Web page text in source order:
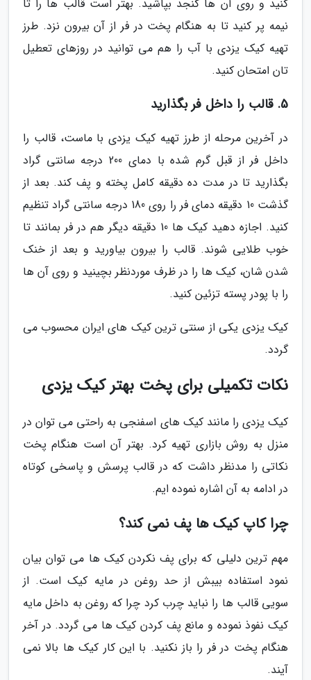
کنید و روی آن ها کنجد بپاشید. بهتر است قالب ها را تا
نیمه پر کنید تا به هنگام پخت در فر از آن بیرون نزد. طرز
تهیه کیک یزدی با آب را هم می توانید در روزهای تعطیل
تان امتحان کنید.
5. قالب را داخل فر بگذارید
در آخرین مرحله از طرز تهیه کیک یزدی با ماست، قالب را
داخل فر از قبل گرم شده با دمای 200 درجه سانتی گراد
بگذارید تا در مدت ده دقیقه کامل پخته و پف کند. بعد از
گذشت 10 دقیقه دمای فر را روی 180 درجه سانتی گراد تنظیم
کنید. اجازه دهید کیک ها 10 دقیقه دیگر هم در فر بمانند تا
خوب طلایی شوند. قالب را بیرون بیاورید و بعد از خنک
شدن شان، کیک ها را در ظرف موردنظر بچینید و روی آن ها
را با پودر پسته تزئین کنید.
کیک یزدی یکی از سنتی ترین کیک های ایران محسوب می
گردد.
نکات تکمیلی برای پخت بهتر کیک یزدی
کیک یزدی را مانند کیک های اسفنجی به راحتی می توان در
منزل به روش بازاری تهیه کرد. بهتر آن است هنگام پخت
نکاتی را مدنظر داشت که در قالب پرسش و پاسخی کوتاه
در ادامه به آن اشاره نموده ایم.
چرا کاپ کیک ها پف نمی کند؟
مهم ترین دلیلی که برای پف نکردن کیک ها می توان بیان
نمود استفاده بیبش از حد روغن در مایه کیک است. از
سویی قالب ها را نباید چرب کرد چرا که روغن به داخل مایه
کیک نفوذ نموده و مانع پف کردن کیک ها می گردد. در آخر
هنگام پخت در فر را باز نکنید. با این کار کیک ها بالا نمی
آیند.